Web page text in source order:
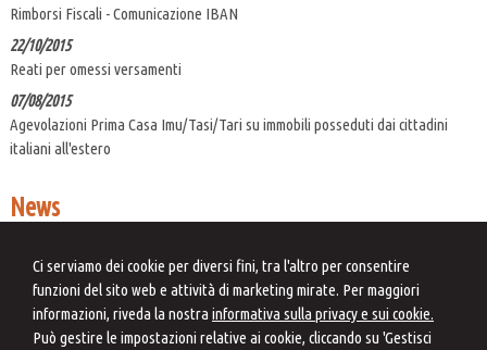
Ci serviamo dei cookie per diversi fini, tra l'altro per consentire
funzioni del sito web e attività di marketing mirate. Per maggiori
informazioni, riveda la nostra informativa sulla privacy e sui cookie.
Può gestire le impostazioni relative ai cookie, cliccando su 'Gestisci
Rimborsi Fiscali - Comunicazione IBAN
22/10/2015
Reati per omessi versamenti
07/08/2015
Agevolazioni Prima Casa Imu/Tasi/Tari su immobili posseduti dai cittadini
italiani all'estero
News
Correzione errori contabili: una soluzione di compromesso
07/08/2026
Cooperative compliance: la mappatura dei rischi fiscali derivanti
dall'applicazione dei principi contabili